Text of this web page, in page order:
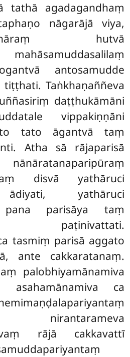
tathā agadagandhaṃ
nāgarājā viya,
hutvā
antosamudde
Taṅkhaṇaññeva
daṭṭhukāmāni
vippakiṇṇāni
tato āgantvā taṃ
Atha sā rājaparisā
disvā yathāruci
ādiyati, yathāruci
pana parisāya taṃ
paṭinivattati.
tasmiṃ parisā aggato
ante cakkaratanaṃ.
palobhiyamānamiva
asahamānamiva ca
nirantarameva
rājā cakkavattī